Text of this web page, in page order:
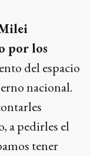
por los
del espacio
nacional.
a pedirles el
tener